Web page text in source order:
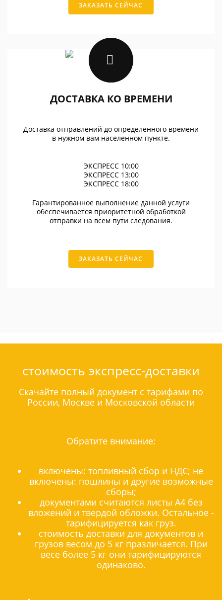
ЗАКАЗАТЬ СЕЙЧАС
ДОСТАВКА КО ВРЕМЕНИ
Доставка отправлений до определенного времени
в нужном вам населенном пункте.
ЭКСПРЕСС 10:00
ЭКСПРЕСС 13:00
ЭКСПРЕСС 18:00
Гарантированное выполнение данной услуги
обеспечивается приоритетной обработкой
отправки на всем пути следования.
ЗАКАЗАТЬ СЕЙЧАС
стоимость экспресс-доставки
Скачайте полный документ с тарифами по
России, Москве и Московской области
Обратите внимание:
включены: топливный сбор и НДС; не
включены: пошлины и другие возможные
сборы;
документами считаются листы А4 без
вложений и твердой обложки. Остальное -
тарифицируется как груз.
стоимость доставки для документов и
грузов весом до 5 кг празличается. При
весе более 5 кг они тарифицируются
одинаково.